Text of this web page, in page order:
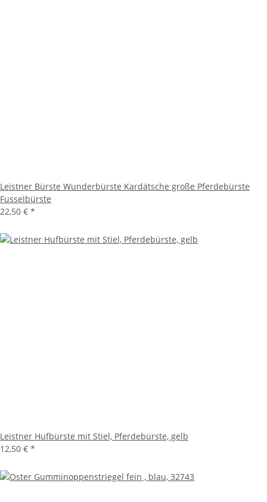
Leistner Bürste Wunderbürste Kardätsche große Pferdebürste
Fusselbürste
22,50 € *
Leistner Hufbürste mit Stiel, Pferdebürste, gelb
12,50 € *